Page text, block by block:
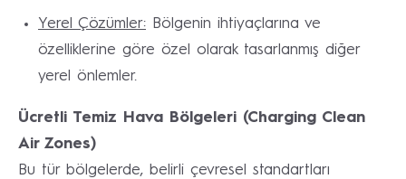
Yerel Çözümler: Bölgenin ihtiyaçlarına ve
özelliklerine göre özel olarak tasarlanmış diğer
yerel önlemler.
Ücretli Temiz Hava Bölgeleri (Charging Clean
Air Zones)
Bu tür bölgelerde, belirli çevresel standartları